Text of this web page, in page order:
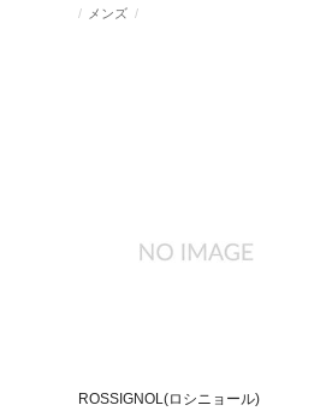
メンズ
ROSSIGNOL(ロシニョール)